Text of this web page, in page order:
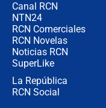
Canal RCN
NTN24
RCN Comerciales
RCN Novelas
Noticias RCN
SuperLike
La República
RCN Social